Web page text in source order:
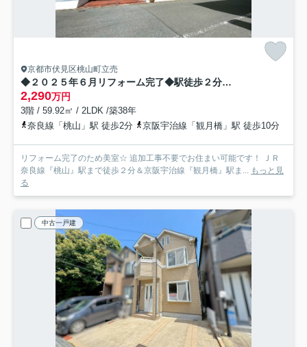
京都市伏見区桃山町立売
◆２０２５年６月リフォーム完了◆駅徒歩２分◆南向き◆エルシティ桃山
2,290万円
3階 / 59.92㎡ / 2LDK /築38年
奈良線「桃山」駅 徒歩2分
京阪宇治線「観月橋」駅 徒歩10分
リフォーム完了のため美室☆ 追加工事不要でお住まい可能です！ ＪＲ
奈良線『桃山』駅まで徒歩２分＆京阪宇治線『観月橋』駅ま... もっと見
る
中古一戸建